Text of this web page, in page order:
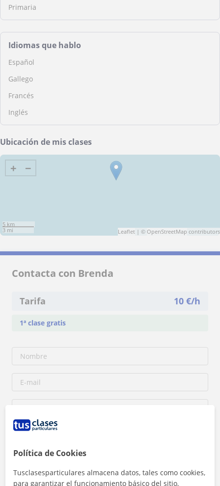
Primaria
Idiomas que hablo
Español
Gallego
Francés
Inglés
Ubicación de mis clases
+ −
5 km
3 mi
Leaflet | © OpenStreetMap contributors
Contacta con Brenda
Tarifa 10 €/h
1ª clase gratis
Política de Cookies
Tusclasesparticulares almacena datos, tales como cookies,
para garantizar el funcionamiento básico del sitio,